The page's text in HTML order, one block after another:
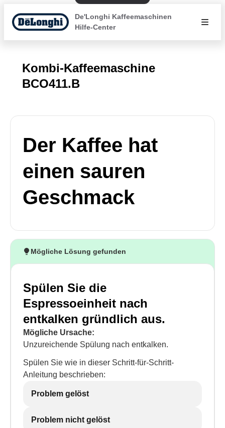
De'Longhi Kaffeemaschinen
Hilfe-Center
Kombi-Kaffeemaschine
BCO411.B
Der Kaffee hat
einen sauren
Geschmack
Mögliche Lösung gefunden
Spülen Sie die
Espressoeinheit nach
entkalken gründlich aus.
Mögliche Ursache:
Unzureichende Spülung nach entkalken.
Spülen Sie wie in dieser Schritt-für-Schritt-
Anleitung beschrieben:
Problem gelöst
Problem nicht gelöst